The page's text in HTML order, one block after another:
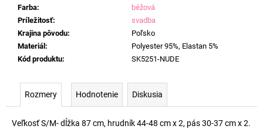
Farba:
béžová
Príležitosť:
svadba
Krajina pôvodu:
Poľsko
Materiál :
Polyester 95%, Elastan 5%
Kód produktu: SK5251-NUDE
Rozmery Hodnotenie Diskusia
Veľkosť S/M- dĺžka 87 cm, hrudník 44-48 cm x 2, pás 30-37 cm x 2.